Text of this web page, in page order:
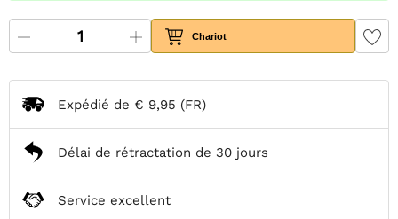
Chariot
Expédié de € 9,95 (FR)
Délai de rétractation de 30 jours
Service excellent